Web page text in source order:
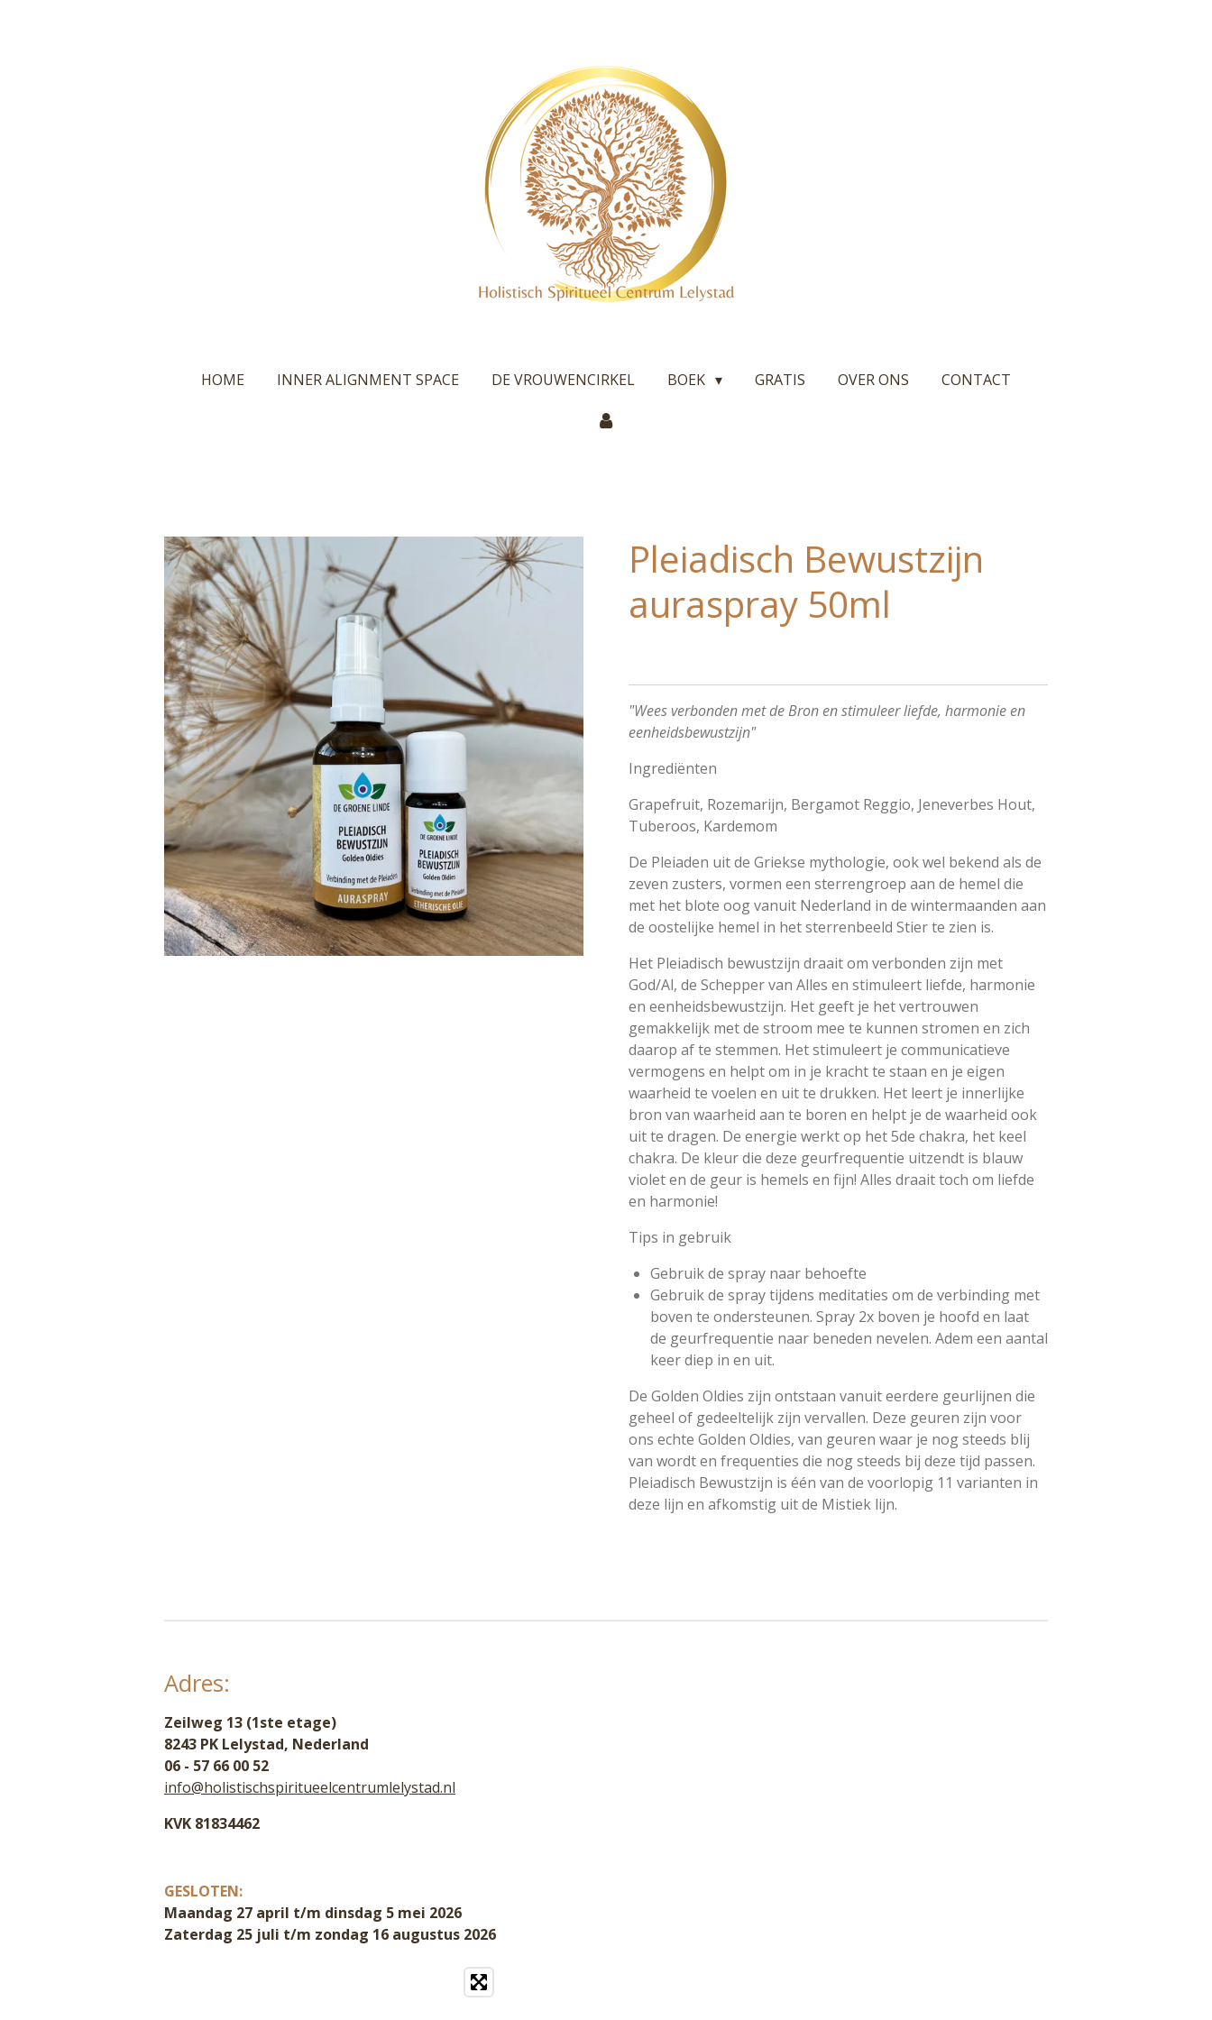
HOME INNER ALIGNMENT SPACE DE VROUWENCIRKEL BOEK GRATIS OVER ONS CONTACT
Pleiadisch Bewustzijn
auraspray 50ml
"Wees verbonden met de Bron en stimuleer liefde, harmonie en
eenheidsbewustzijn"
Ingrediënten
Grapefruit, Rozemarijn, Bergamot Reggio, Jeneverbes Hout,
Tuberoos, Kardemom
De Pleiaden uit de Griekse mythologie, ook wel bekend als de
zeven zusters, vormen een sterrengroep aan de hemel die
met het blote oog vanuit Nederland in de wintermaanden aan
de oostelijke hemel in het sterrenbeeld Stier te zien is.
Het Pleiadisch bewustzijn draait om verbonden zijn met
God/Al, de Schepper van Alles en stimuleert liefde, harmonie
en eenheidsbewustzijn. Het geeft je het vertrouwen
gemakkelijk met de stroom mee te kunnen stromen en zich
daarop af te stemmen. Het stimuleert je communicatieve
vermogens en helpt om in je kracht te staan en je eigen
waarheid te voelen en uit te drukken. Het leert je innerlijke
bron van waarheid aan te boren en helpt je de waarheid ook
uit te dragen. De energie werkt op het 5de chakra, het keel
chakra. De kleur die deze geurfrequentie uitzendt is blauw
violet en de geur is hemels en fijn! Alles draait toch om liefde
en harmonie!
Tips in gebruik
Gebruik de spray naar behoefte
Gebruik de spray tijdens meditaties om de verbinding met
boven te ondersteunen. Spray 2x boven je hoofd en laat
de geurfrequentie naar beneden nevelen. Adem een aantal
keer diep in en uit.
De Golden Oldies zijn ontstaan vanuit eerdere geurlijnen die
geheel of gedeeltelijk zijn vervallen. Deze geuren zijn voor
ons echte Golden Oldies, van geuren waar je nog steeds blij
van wordt en frequenties die nog steeds bij deze tijd passen.
Pleiadisch Bewustzijn is één van de voorlopig 11 varianten in
deze lijn en afkomstig uit de Mistiek lijn.
Adres:
Zeilweg 13 (1ste etage)
8243 PK Lelystad, Nederland
06 - 57 66 00 52
info@holistischspiritueelcentrumlelystad.nl
KVK 81834462
GESLOTEN:
Maandag 27 april t/m dinsdag 5 mei 2026
Zaterdag 25 juli t/m zondag 16 augustus 2026